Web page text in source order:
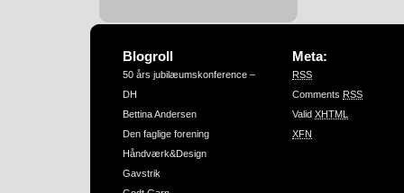
Blogroll
50 års jubilæumskonference –
DH
Bettina Andersen
Den faglige forening
Håndværk&Design
Gavstrik
Meta:
RSS
Comments RSS
Valid XHTML
XFN